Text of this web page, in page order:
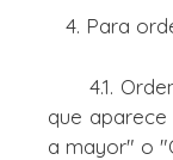
4. Para
4.1.
que
a mayor" o